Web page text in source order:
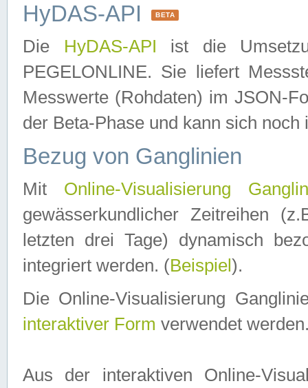
HyDAS-API BETA
Die HyDAS-API ist die
PEGELONLINE. Sie liefert
Messwerte (Rohdaten) im JSON-
der Beta-Phase und kann sich noch
Bezug von Ganglinien
Mit Online-Visualisierung
gewässerkundlicher Zeitreihen
letzten drei Tage) dynamisch
integriert werden. (Beispiel ).
Die Online-Visualisierung
interaktiver Form verwendet
Aus der interaktiven Online-